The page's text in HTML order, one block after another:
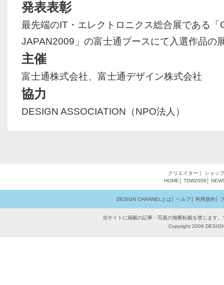
発表表彰
最先端のIT・エレクトロニクス総合展である「
JAPAN2009」の富士通ブースにて入選作品の
主催
富士通株式会社、富士通デザイン株式会社
協力
DESIGN ASSOCIATION（NPO法人）
クリエイター ｜ ショップ
HOME
TDW2008
DESIGN CHANNELとは ヘルプ│ 利用規約│
当サイトに掲載の記事・写真の無断転載を禁じます
Copyright 2009